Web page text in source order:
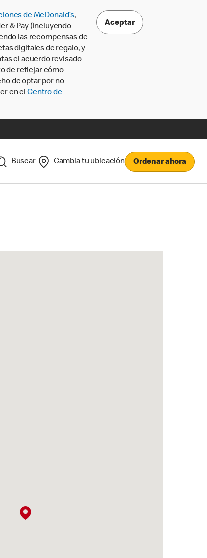
de McDonald’s,
& Pay (incluyendo
las recompensas de
digitales de regalo, y
el acuerdo revisado
de reflejar cómo
de optar por no
en el Centro de
Aceptar
Buscar Cambia tu ubicación Ordenar ahora